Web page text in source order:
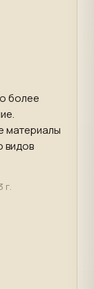
более
материалы
видов
г.